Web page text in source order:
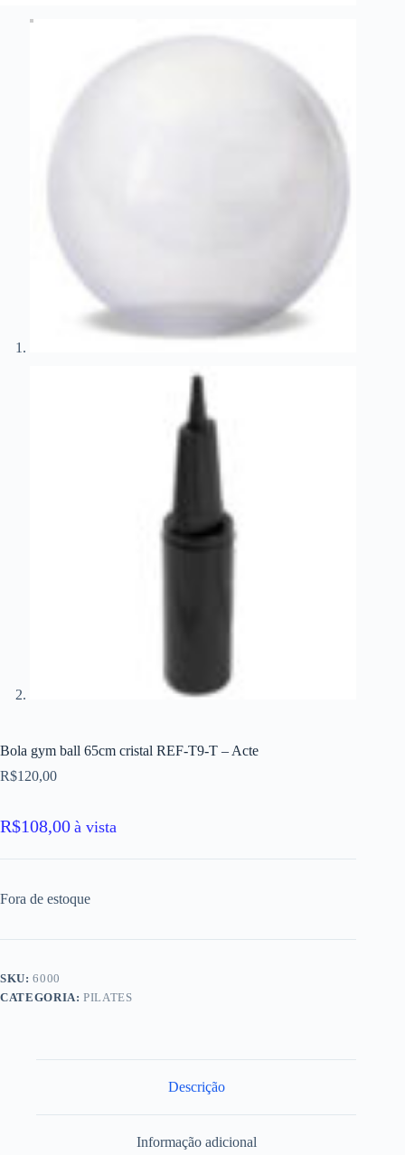
Bola gym ball 65cm cristal REF-T9-T – Acte
R$120,00
R$108,00 à vista
Fora de estoque
SKU:6000
CATEGORIA:PILATES
Descrição
Informação adicional